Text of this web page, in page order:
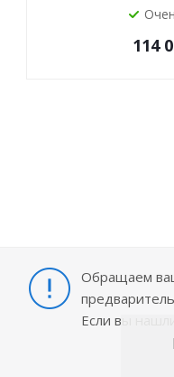
114
Обращаем
Если вы